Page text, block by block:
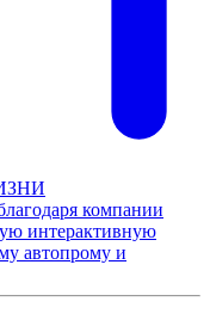
компании
интерактивную
автопрому и